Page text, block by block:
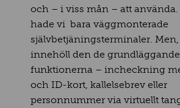
och – i viss mån – att använda.
hade vi bara väggmonterade
självbetjäningsterminaler. Men,
innehöll den de grundläggande
funktionerna – incheckning
och ID-kort, kallelsebrev eller
personnummer via virtuellt